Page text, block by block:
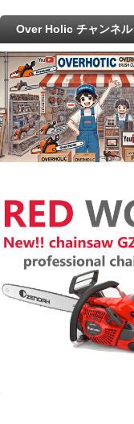
Over Holic チャンネル